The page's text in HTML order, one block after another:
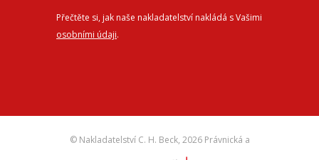
Přečtěte si, jak naše nakladatelství nakládá s Vašimi
osobními údaji.
© Nakladatelství C. H. Beck, 2026 Právnická a